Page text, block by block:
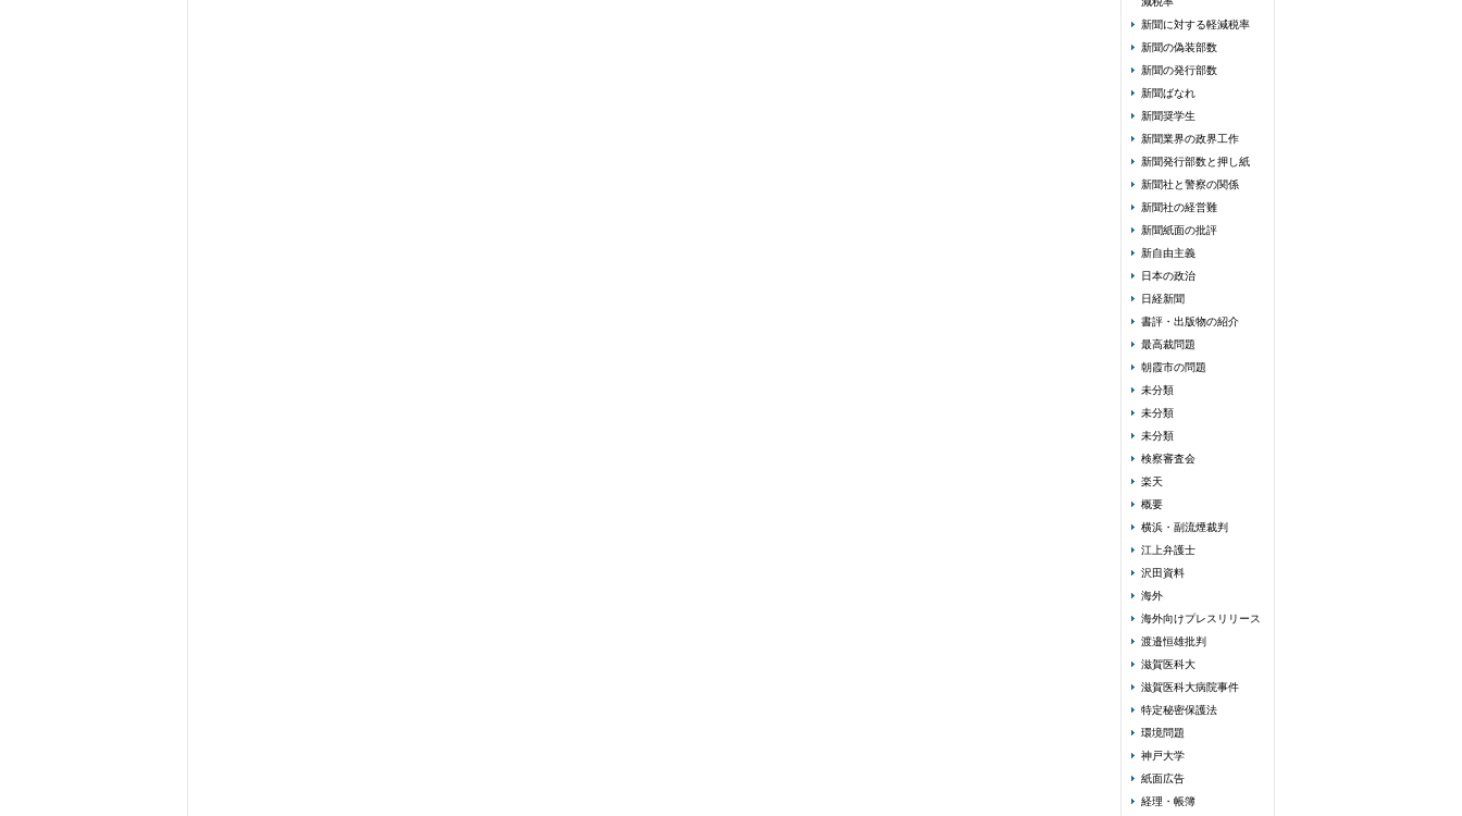
新聞に対する軽減税率
新聞の偽装部数
新聞の発行部数
新聞ばなれ
新聞奨学生
新聞業界の政界工作
新聞発行部数と押し紙
新聞社と警察の関係
新聞社の経営難
新聞紙面の批評
新自由主義
日本の政治
日経新聞
書評・出版物の紹介
最高裁問題
朝霞市の問題
未分類
未分類
未分類
検察審査会
楽天
概要
横浜・副流煙裁判
江上弁護士
沢田資料
海外
海外向けプレスリリース
渡邉恒雄批判
滋賀医科大
滋賀医科大病院事件
特定秘密保護法
環境問題
神戸大学
紙面広告
経理・帳簿